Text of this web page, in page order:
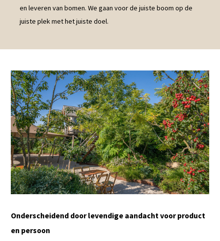
en leveren van bomen. We gaan voor de juiste boom op de
juiste plek met het juiste doel.
Onderscheidend door levendige aandacht voor product
en persoon